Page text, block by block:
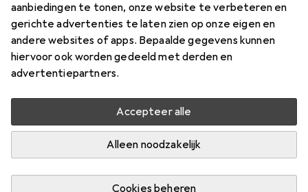
aanbiedingen te tonen, onze website te verbeteren en
gerichte advertenties te laten zien op onze eigen en
andere websites of apps. Bepaalde gegevens kunnen
hiervoor ook worden gedeeld met derden en
advertentiepartners.
Accepteer alle
Alleen noodzakelijk
Cookies beheren